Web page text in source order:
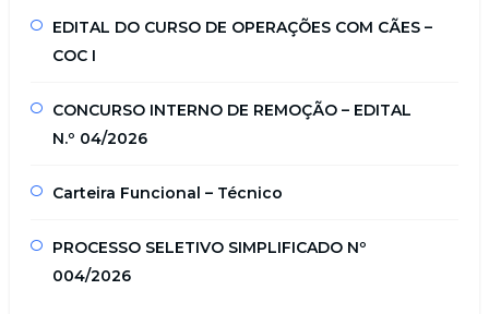
EDITAL DO CURSO DE OPERAÇÕES COM CÃES –
COC I
CONCURSO INTERNO DE REMOÇÃO – EDITAL
N.º 04/2026
Carteira Funcional – Técnico
PROCESSO SELETIVO SIMPLIFICADO Nº
004/2026